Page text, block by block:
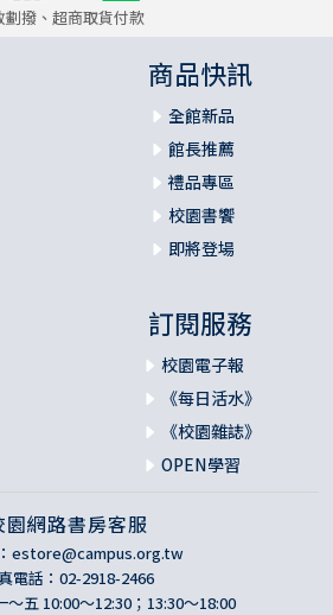
劃撥、超商取貨付款
商品快訊
全館新品
館長推薦
禮品專區
校園書饗
即將登場
訂閱服務
校園電子報
《每日活水》
《校園雜誌》
OPEN學習
園網路書房客服
estore@campus.org.tw
電話：02-2918-2466
～五 10:00～12:30；13:30～18:00